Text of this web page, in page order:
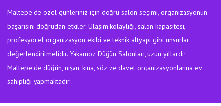
Maltepe'de özel günleriniz için doğru salon seçimi, organizasyonun
başarısını doğrudan etkiler. Ulaşım kolaylığı, salon kapasitesi,
profesyonel organizasyon ekibi ve teknik altyapı gibi unsurlar
değerlendirilmelidir. Yakamoz Düğün Salonları, uzun yıllardır
Maltepe'de düğün, nişan, kına, söz ve davet organizasyonlarına ev
sahipliği yapmaktadır..